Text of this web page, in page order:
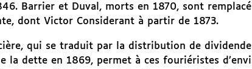
Barrier et Duval, morts en 1870, sont
dont Victor Considerant à partir de 1873.
qui se traduit par la distribution de
la dette en 1869, permet à ces fouriéristes